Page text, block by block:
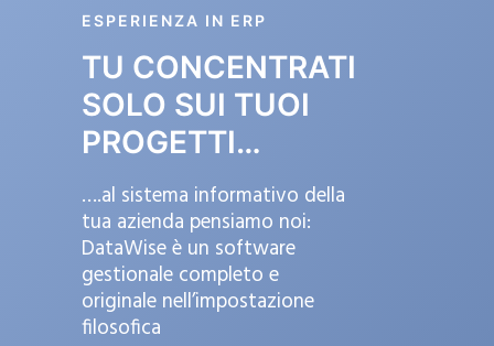
ESPERIENZA IN ERP
TU CONCENTRATI
SOLO SUI TUOI
PROGETTI…
….al sistema informativo della
tua azienda pensiamo noi:
DataWise è un software
gestionale completo e
originale nell’impostazione
filosofica